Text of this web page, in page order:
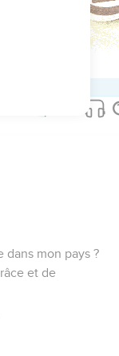
le mal dont il
dans mon pays ?
et de